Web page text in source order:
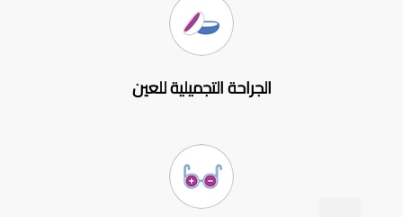
الجراحة التجميلية للعين